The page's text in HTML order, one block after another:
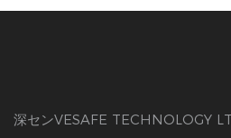
深センVESAFE TECHNOLOGY